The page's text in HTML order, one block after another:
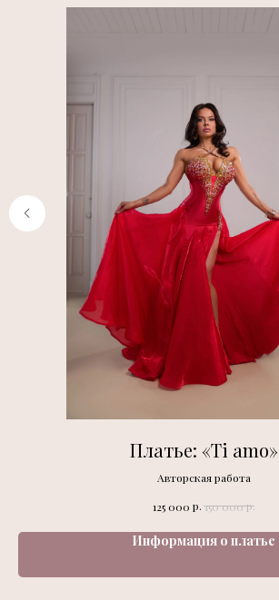
Платье: «Ti amo»
Авторская работа
125 000 р. 150 000р.
Информация о платье